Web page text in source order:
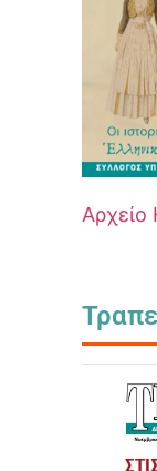
Αρχείο